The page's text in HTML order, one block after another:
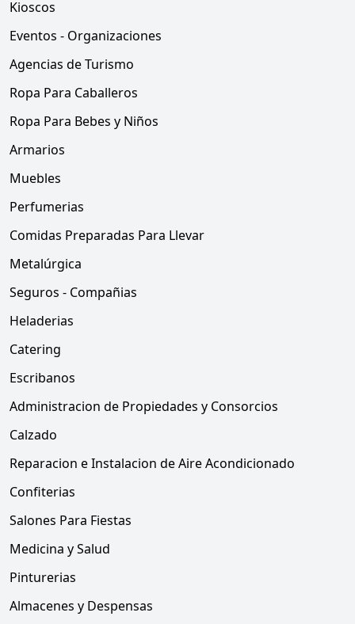
Kioscos
Eventos - Organizaciones
Agencias de Turismo
Ropa Para Caballeros
Ropa Para Bebes y Niños
Armarios
Muebles
Perfumerias
Comidas Preparadas Para Llevar
Metalúrgica
Seguros - Compañias
Heladerias
Catering
Escribanos
Administracion de Propiedades y Consorcios
Calzado
Reparacion e Instalacion de Aire Acondicionado
Confiterias
Salones Para Fiestas
Medicina y Salud
Pinturerias
Almacenes y Despensas